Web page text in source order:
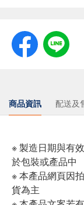
商品資訊 配送及
※ 製造日期與有
於包裝或產品中
※ 本產品網頁因
貨為主